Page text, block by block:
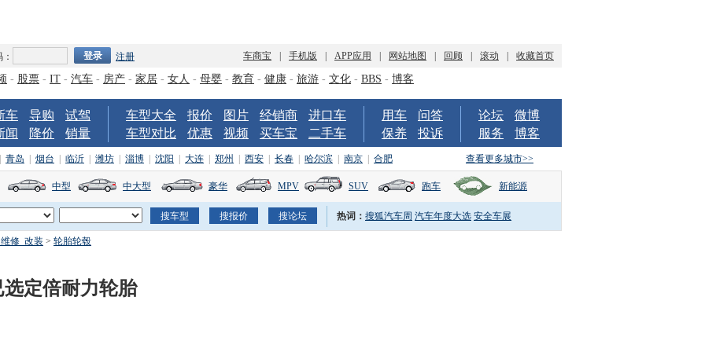
注册 车商宝 手机版 APP应用 网站地图 回顾 滚动 收藏首页
- 股票 - IT - 汽车 - 房产 - 家居 - 女人 - 母婴 - 教育 - 健康 - 旅游 - 文化 - BBS - 博客
车 导购
试驾
闻
降价 销量
车型大全 报价 图片 经销商
进口车
车型对比
优惠 视频 买车宝 二手车
用车
问答
保养
投诉
论坛
微博
服务
博客
查看更多城市>>
青岛 烟台 临沂 潍坊 淄博 沈阳 大连 郑州 西安 长春 哈尔滨 南京 合肥
中型 中大型 豪华 MPV SUV 跑车 新能源
热词： 搜狐汽车周 汽车年度大选 安全车展
修_改装 > 轮胎轮毂
选定倍耐力轮胎